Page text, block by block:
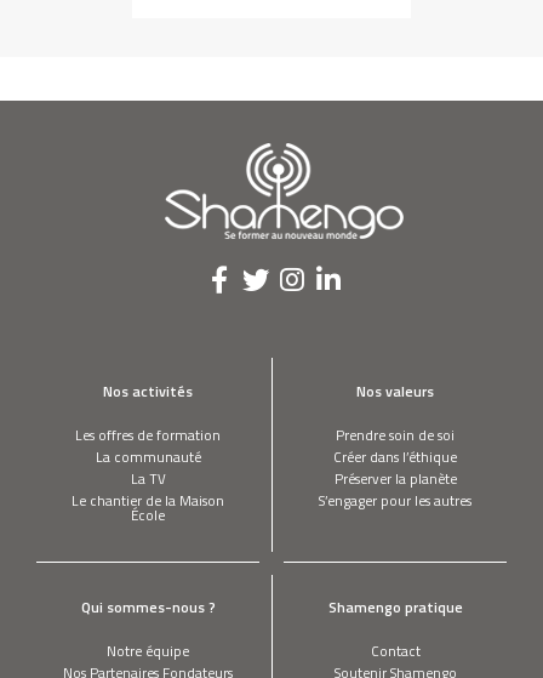
Nos activités
Les offres de formation
La communauté
La TV
Le chantier de la Maison
École
Nos valeurs
Prendre soin de soi
Créer dans l’éthique
Préserver la planète
S’engager pour les autres
Qui sommes-nous ?
Notre équipe
Nos Partenaires Fondateurs
Shamengo pratique
Contact
Soutenir Shamengo